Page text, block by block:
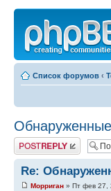
Список форумов ‹
Ответить
Re:
Морриган » Пт фев 27,